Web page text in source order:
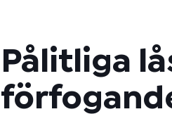
Pålitliga